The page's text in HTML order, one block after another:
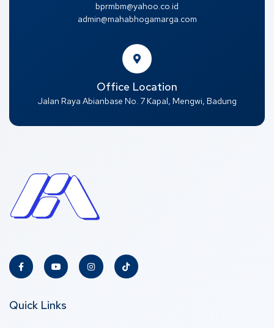
bprmbm@yahoo.co.id
admin@mahabhogamarga.com
Office Location
Jalan Raya Abianbase No. 7 Kapal, Mengwi, Badung
Quick Links